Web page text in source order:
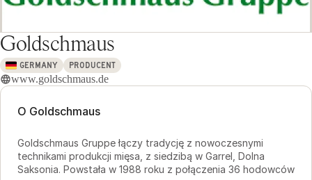
Goldschmaus
GERMANY PRODUCENT
www.goldschmaus.de
O Goldschmaus
Goldschmaus Gruppe łączy tradycję z nowoczesnymi
technikami produkcji mięsa, z siedzibą w Garrel, Dolna
Saksonia. Powstała w 1988 roku z połączenia 36 hodowców